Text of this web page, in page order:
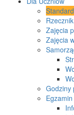
Zajęcia
Zajęcia
Godziny